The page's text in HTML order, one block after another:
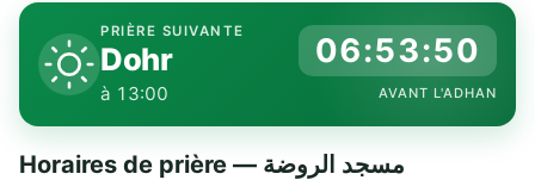
PRIÈRE SUIVANTE
Dohr
à 13:00
06:53:49
AVANT L'ADHAN
Horaires de prière — مسجد الروضة